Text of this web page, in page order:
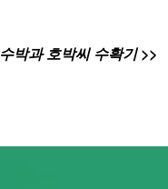
수박과 호박씨 수확기 >>